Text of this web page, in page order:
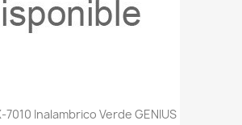
7010 Inalambrico Verde GENIUS